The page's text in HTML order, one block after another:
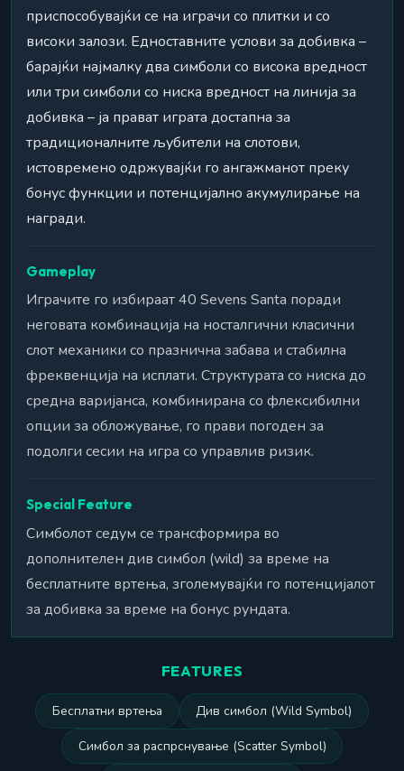
приспособувајќи се на играчи со плитки и со
високи залози. Едноставните услови за добивка –
барајќи најмалку два симболи со висока вредност
или три симболи со ниска вредност на линија за
добивка – ја прават играта достапна за
традиционалните љубители на слотови,
истовремено одржувајќи го ангажманот преку
бонус функции и потенцијално акумулирање на
награди.
Gameplay
Играчите го избираат 40 Sevens Santa поради
неговата комбинација на носталгични класични
слот механики со празнична забава и стабилна
фреквенција на исплати. Структурата со ниска до
средна варијанса, комбинирана со флексибилни
опции за обложување, го прави погоден за
подолги сесии на игра со управлив ризик.
Special Feature
Симболот седум се трансформира во
дополнителен див симбол (wild) за време на
бесплатните вртења, зголемувајќи го потенцијалот
за добивка за време на бонус рундата.
FEATURES
Бесплатни вртења Див симбол (Wild Symbol)
Симбол за распрснување (Scatter Symbol)